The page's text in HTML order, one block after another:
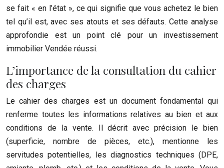
se fait « en l’état », ce qui signifie que vous achetez le bien
tel qu’il est, avec ses atouts et ses défauts. Cette analyse
approfondie est un point clé pour un investissement
immobilier Vendée réussi.
L’importance de la consultation du cahier
des charges
Le cahier des charges est un document fondamental qui
renferme toutes les informations relatives au bien et aux
conditions de la vente. Il décrit avec précision le bien
(superficie, nombre de pièces, etc.), mentionne les
servitudes potentielles, les diagnostics techniques (DPE,